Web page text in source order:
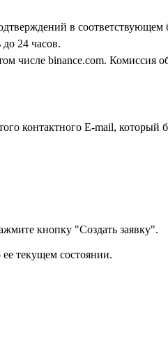
в соответствующем
24 часов.
binance.com. Комиссия
контактного Е-mail, который
кнопку "Создать заявку".
текущем состоянии.